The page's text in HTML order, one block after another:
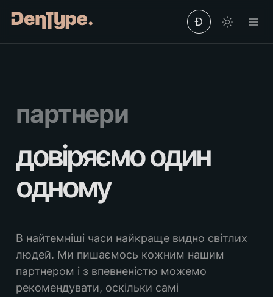
Ð
партнери
довіряємо один
одному
В найтемніші часи найкраще видно світлих
людей. Ми пишаємось кожним нашим
партнером і з впевненістю можемо
рекомендувати, оскільки самі